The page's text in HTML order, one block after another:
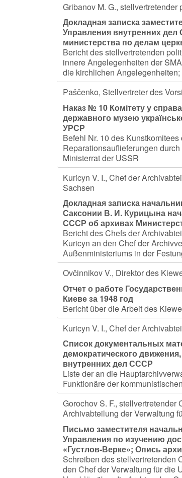
Gribanov M. G.,
Докладная записка
Управления внутренних
министерства по делам
Bericht des stellvertretenden
innere Angelegenheiten der
die kirchlichen Angelegenheiten;
Paščenko, Stellvertreter des
Наказ № 10 Комітету у
державного музею
УРСР
Befehl Nr. 10 des
Reparationsauflieferungen
Ministerrat der USSR
Kuricyn V. I., Chef der
Sachsen
Докладная записка
Саксонии В. И. Курицына
СССР об архивах
Bericht des Chefs der
Kuricyn an den Chef der
Außenministeriums in der
Ovčinnikov V., Direktor des
Отчет о работе
Киеве за 1948 год
Bericht über die Arbeit des
Kuricyn V. I., Chef der
Список документальных
демократического
внутренних дел СССР
Liste der an die
Funktionäre der
Gorochov S. F., stellvertretender
Archivabteilung der Verwaltung
Письмо заместителя
Управления по изучению
«Густлов-Верке»; Опись
Schreiben des stellvertretenden
den Chef der Verwaltung für die